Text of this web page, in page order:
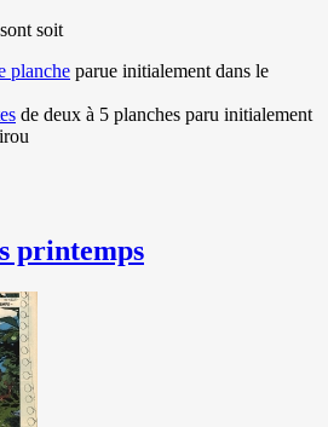
soit
planche parue initialement dans le
de deux à 5 planches paru initialement
printemps